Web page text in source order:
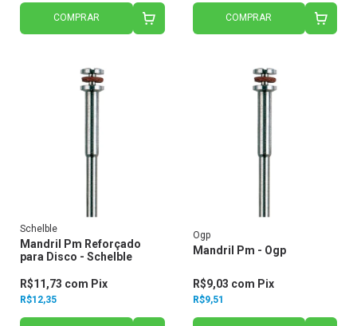
COMPRAR COMPRAR
Schelble
Mandril Pm Reforçado
para Disco - Schelble
R$12,35
R$11,73 com Pix
Ogp
Mandril Pm - Ogp
R$9,51
R$9,03 com Pix